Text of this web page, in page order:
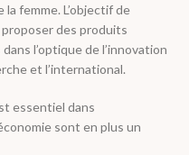
femme. L’objectif de
des produits
l’optique de l’innovation
et l’international.
essentiel dans
sont en plus un